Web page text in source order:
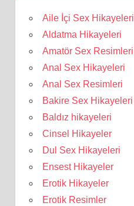
Aile İçi Sex Hikayeleri
Aldatma Hikayeleri
Amatör Sex Resimleri
Anal Sex Hikayeleri
Anal Sex Resimleri
Bakire Sex Hikayeleri
Baldız hikayeleri
Cinsel Hikayeler
Dul Sex Hikayeleri
Ensest Hikayeler
Erotik Hikayeler
Erotik Resimler